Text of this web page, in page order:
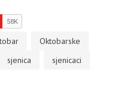
Oktobarske
sjenica
sjenicaci